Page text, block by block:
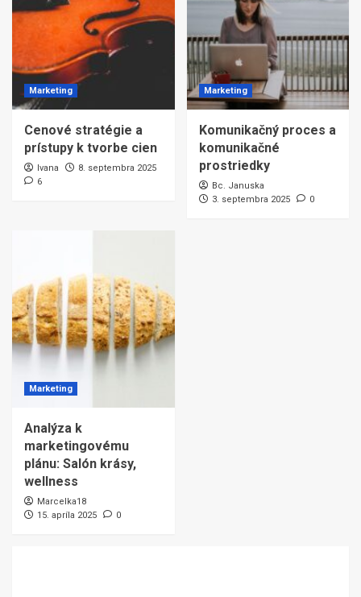
Marketing
Cenové stratégie a
prístupy k tvorbe cien
Ivana
8. septembra 2025
6
Marketing
Komunikačný proces a
komunikačné
prostriedky
Bc. Januska
3. septembra 2025
0
Marketing
Analýza k
marketingovému
plánu: Salón krásy,
wellness
Marcelka18
15. apríla 2025
0